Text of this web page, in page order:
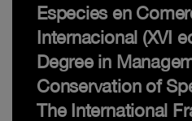
Especies en
Internacional (XVI
Degree in
Conservation of
The International